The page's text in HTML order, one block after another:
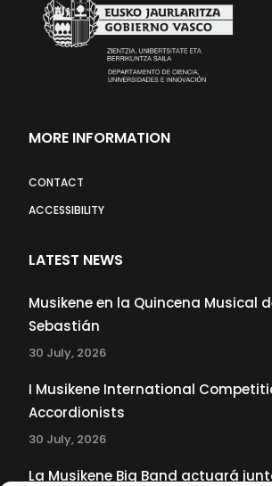
MORE INFORMATION
CONTACT
ACCESSIBILITY
LATEST NEWS
Musikene en la Quincena Musical
Sebastián
30 July, 2026
I Musikene International
Accordionists
30 July, 2026
La Musikene Big Band actuará